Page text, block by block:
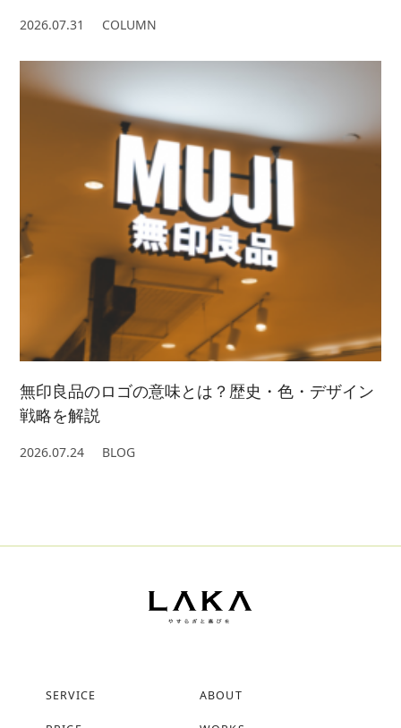
2026.07.31 COLUMN
無印良品のロゴの意味とは？歴史・色・デザイン
戦略を解説
2026.07.24 BLOG
SERVICE ABOUT